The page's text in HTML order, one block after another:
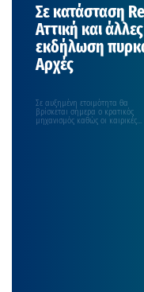
Σε κατάσταση
Αττική και
εκδήλωση
Αρχές
Σε αυξημένη ετοιμότητα θα
βρίσκεται σήμερα ο κρατικός
μηχανισμός καθώς οι καιρικές